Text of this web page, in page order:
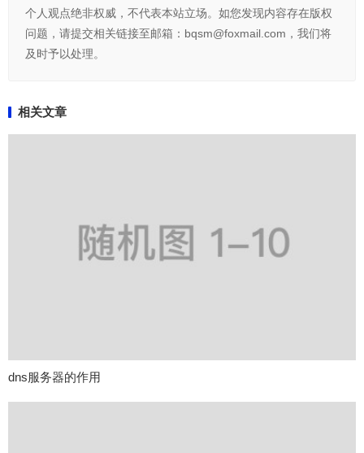
个人观点绝非权威，不代表本站立场。如您发现内容存在版权
问题，请提交相关链接至邮箱：bqsm@foxmail.com，我们将
及时予以处理。
相关文章
dns服务器的作用